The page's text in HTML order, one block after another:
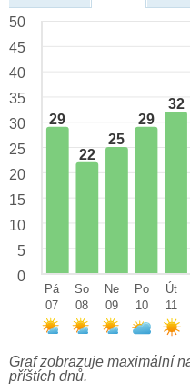
29
22
25
29
32
50
45
40
35
30
25
20
15
10
5
0
Pá
07
So
08
Ne
09
Po
10
Út
11
Graf zobrazuje maximální
příštích dnů.